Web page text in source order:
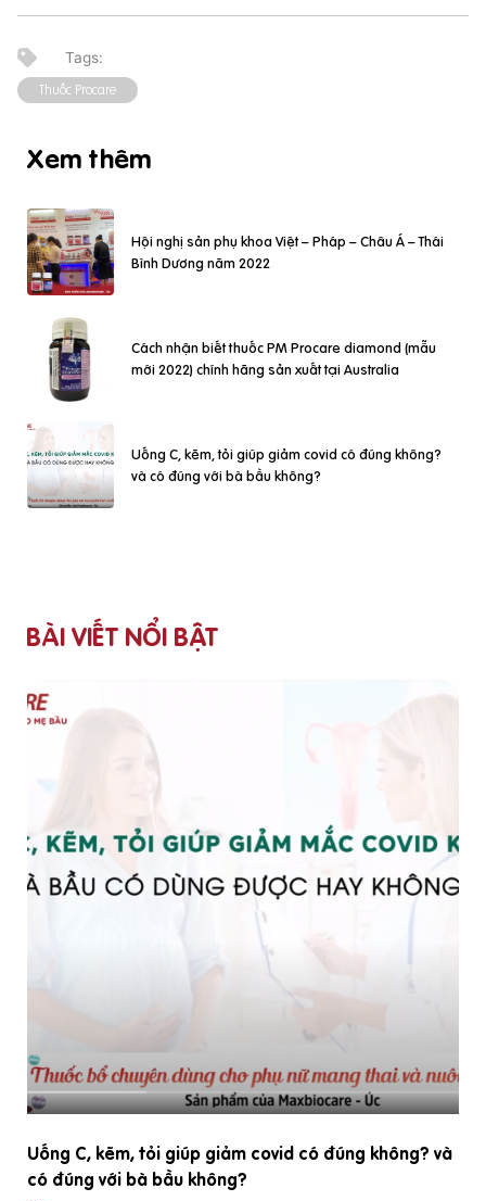
Thuốc Procare
Xem thêm
Hội nghị sản phụ khoa Việt – Pháp – Châu Á – Thái
Bình Dương năm 2022
Cách nhận biết thuốc PM Procare diamond (mẫu
mới 2022) chính hãng sản xuất tại Australia
Uống C, kẽm, tỏi giúp giảm covid có đúng không?
và có đúng với bà bầu không?
BÀI VIẾT NỔI BẬT
Uống C, kẽm, tỏi giúp giảm covid có đúng không? và
có đúng với bà bầu không?